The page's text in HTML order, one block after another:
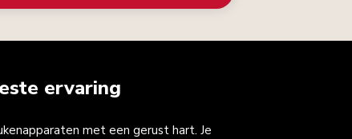
ervaring
met een gerust hart. Je